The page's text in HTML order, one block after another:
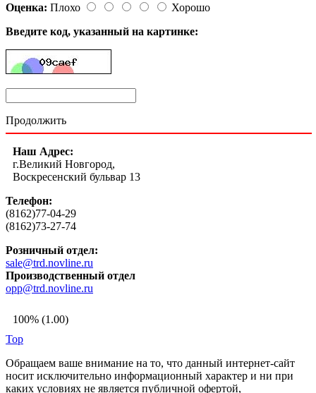
Оценка: Плохо
Хорошо
Введите код, указанный на картинке:
Продолжить
Наш Адрес:
г.Великий Новгород,
Воскресенский бульвар 13
Телефон:
(8162)77-04-29
(8162)73-27-74
Розничный отдел:
sale@trd.novline.ru
Производственный отдел
opp@trd.novline.ru
100% (1.00)
Top
Обращаем ваше внимание на то, что данный интернет-сайт
носит исключительно информационный характер и ни при
каких условиях не является публичной офертой,